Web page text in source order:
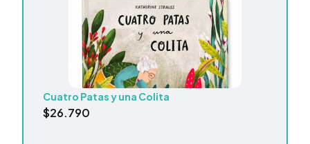
Cuatro Patas y una Colita
$26.790